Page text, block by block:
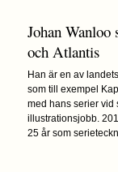
Johan Wanloo
och Atlantis
Han är en av
som till exempel
med hans serier vid
illustrationsjobb.
25 år som